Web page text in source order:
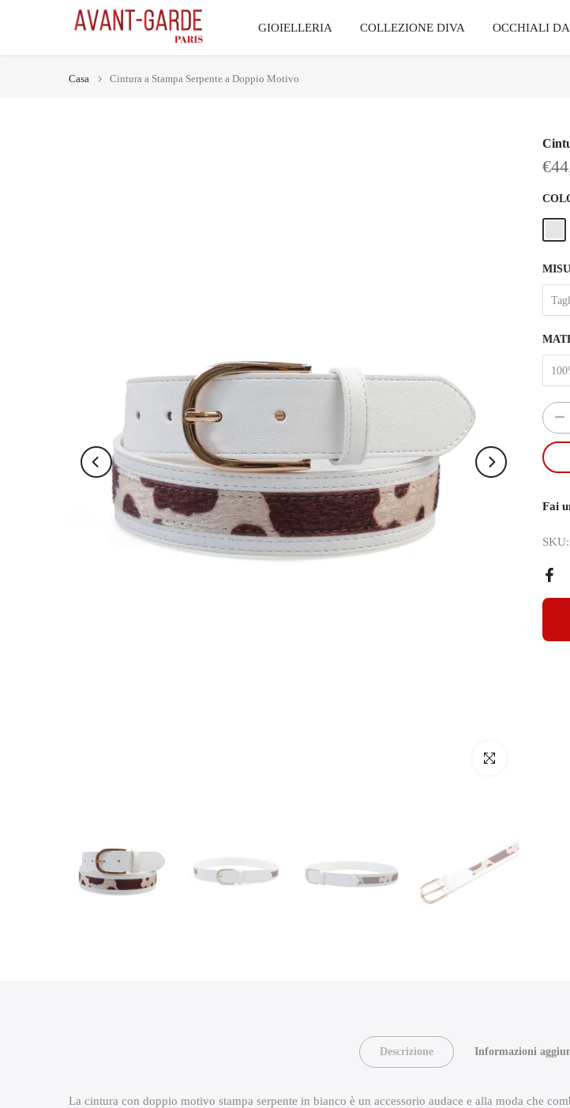
contenuto
GIOIELLERIA COLLEZIONE DIVA OCCHIALI DA
Casa Cintura a Stampa Serpente a Doppio Motivo
Clicca per ingrandire
Fai
SKU:
Descrizione Informazioni
La cintura con doppio motivo stampa serpente in bianco è un accessorio audace e alla moda che